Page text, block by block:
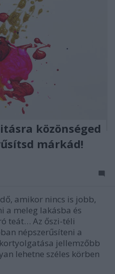
közönséged
márkád!
amikor nincs is jobb,
a meleg lakásba és
teát… Az őszi-téli
népszerűsíteni a
jellemzőbb
lehetne széles körben